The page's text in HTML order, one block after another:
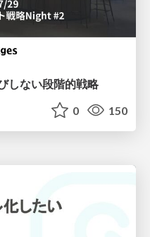
しない段階的戦略
0 150